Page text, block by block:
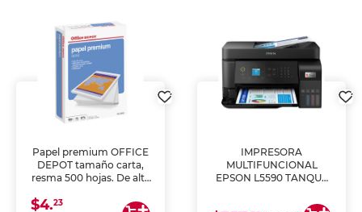
Papel premium OFFICE
DEPOT tamaño carta,
resma 500 hojas. De alta
uniforme, ideal para
$4.23
IMPRESORA
MULTIFUNCIONAL
EPSON L5590 TANQUE
COPIA Y ESCANEA)